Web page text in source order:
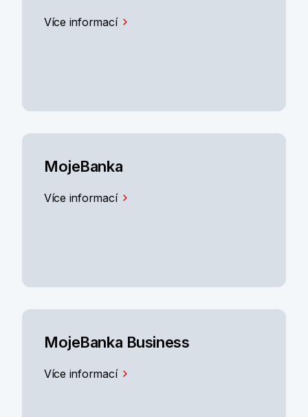
Více informací
MojeBanka
Více informací
MojeBanka Business
Více informací